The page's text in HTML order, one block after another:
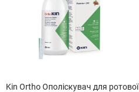
Kin Ortho Ополіскувач для ротової